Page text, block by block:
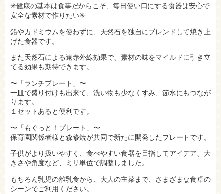
✳︎健康の基本は食事だからこそ、毎日使い口にする食器は安心で
安全な素材で作りたい✳︎
鉛やカドミウムを使わずに、天然石を独自にブレンドして焼き上
げた食器です。
また天然石による遠赤外線効果で、素材の味をマイルドに引き立
てる効果も期待できます。
〜「ランチプレート」〜
一皿で盛り付けも出来て、洗い物も少なくすみ、節水にもつなが
ります。
１セットあると便利です。
〜「もぐっと！プレート」〜
保育園関係者様と森修焼が共同で新たに開発したプレートです。
子供がより扱いやすく、食べやすい食器を目指してアイデア、大
きさや角度など、ミリ単位で調整しました。
もちろん乳児の離乳食から、大人の主菜まで、さまざまな食卓の
シーンでご利用ください。